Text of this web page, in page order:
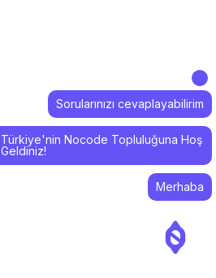
Merhaba
Türkiye'nin Nocode Topluluğuna Hoş
Geldiniz!
Sorularınızı cevaplayabilirim